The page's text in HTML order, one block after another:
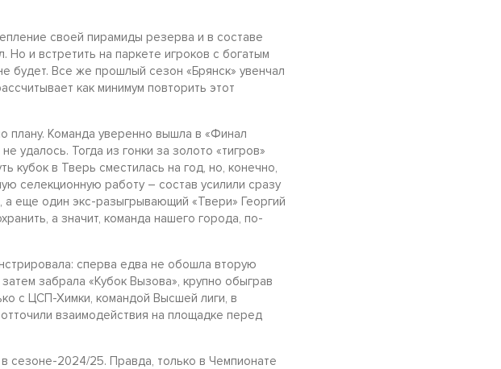
своей пирамиды резерва и в составе
и встретить на паркете игроков с богатым
будет. Все же прошлый сезон «Брянск» увенчал
как минимум повторить этот
плану. Команда уверенно вышла в «Финал
Тогда из гонки за золото «тигров»
кубок в Тверь сместилась на год, но, конечно,
селекционную работу – состав усилили сразу
еще один экс-разыгрывающий «Твери» Георгий
а значит, команда нашего города, по-
сперва едва не обошла вторую
забрала «Кубок Вызова», крупно обыграв
с ЦСП-Химки, командой Высшей лиги, в
взаимодействия на площадке перед
сезоне-2024/25. Правда, только в Чемпионате